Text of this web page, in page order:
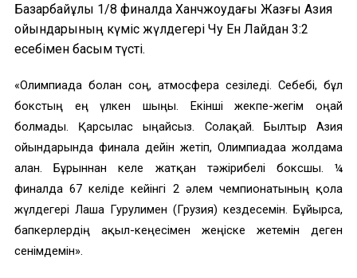
Базарбайұлы 1/8 финалда Ханчжоудағы Жазғы Азия
ойындарының күміс жүлдегері Чу Ен Лайдан 3:2
есебімен басым түсті.
«Олимпиада болған соң, атмосфера сезіледі. Себебі, бұл
бокстың ең үлкен шыңы. Екінші жекпе-жегім оңай
болмады. Қарсылас ыңғайсыз. Солақай. Былтыр Азия
ойындарында финалға дейін жетіп, Олимпиадаға жолдама
алған. Бұрыннан келе жатқан тәжірибелі боксшы. ¼
финалда 67 келіде кейінгі 2 әлем чемпионатының қола
жүлдегері Лаша Гурулимен (Грузия) кездесемін. Бұйырса,
бапкерлердің ақыл-кеңесімен жеңіске жетемін деген
сенімдемін».